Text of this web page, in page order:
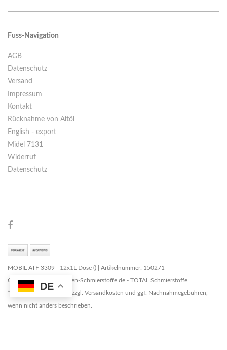
DE
Fuss-Navigation
AGB
Datenschutz
Versand
Impressum
Kontakt
Rücknahme von Altöl
English - export
Midel 7131
Widerruf
Datenschutz
MOBIL ATF 3309 - 12x1L Dose () | Artikelnummer: 150271
Copyright © 2026 Marken-Schmierstoffe.de - TOTAL Schmierstoffe
* Alle Preise zzgl. MwSt. zzgl. Versandkosten und ggf. Nachnahmegebühren,
wenn nicht anders beschrieben.